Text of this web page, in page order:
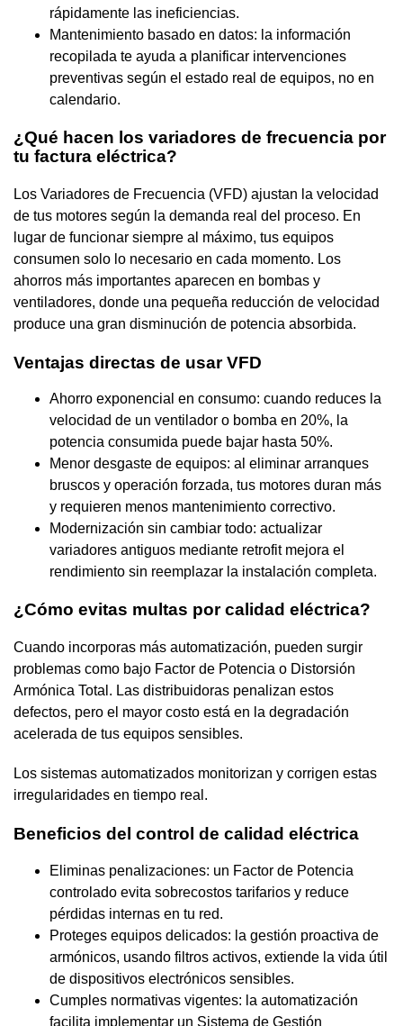
rápidamente las ineficiencias.
Mantenimiento basado en datos: la información
recopilada te ayuda a planificar intervenciones
preventivas según el estado real de equipos, no en
calendario.
¿Qué hacen los variadores de frecuencia por
tu factura eléctrica?
Los Variadores de Frecuencia (VFD) ajustan la velocidad
de tus motores según la demanda real del proceso. En
lugar de funcionar siempre al máximo, tus equipos
consumen solo lo necesario en cada momento. Los
ahorros más importantes aparecen en bombas y
ventiladores, donde una pequeña reducción de velocidad
produce una gran disminución de potencia absorbida.
Ventajas directas de usar VFD
Ahorro exponencial en consumo: cuando reduces la
velocidad de un ventilador o bomba en 20%, la
potencia consumida puede bajar hasta 50%.
Menor desgaste de equipos: al eliminar arranques
bruscos y operación forzada, tus motores duran más
y requieren menos mantenimiento correctivo.
Modernización sin cambiar todo: actualizar
variadores antiguos mediante retrofit mejora el
rendimiento sin reemplazar la instalación completa.
¿Cómo evitas multas por calidad eléctrica?
Cuando incorporas más automatización, pueden surgir
problemas como bajo Factor de Potencia o Distorsión
Armónica Total. Las distribuidoras penalizan estos
defectos, pero el mayor costo está en la degradación
acelerada de tus equipos sensibles.
Los sistemas automatizados monitorizan y corrigen estas
irregularidades en tiempo real.
Beneficios del control de calidad eléctrica
Eliminas penalizaciones: un Factor de Potencia
controlado evita sobrecostos tarifarios y reduce
pérdidas internas en tu red.
Proteges equipos delicados: la gestión proactiva de
armónicos, usando filtros activos, extiende la vida útil
de dispositivos electrónicos sensibles.
Cumples normativas vigentes: la automatización
facilita implementar un Sistema de Gestión